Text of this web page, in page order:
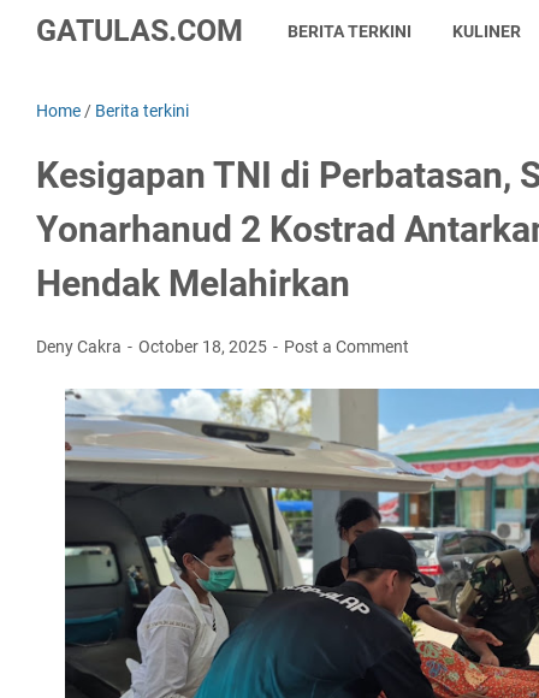
GATULAS.COM BERITA TERKINI KULINER
Home / Berita terkini
Kesigapan TNI di Perbatasan,
Yonarhanud 2 Kostrad
Hendak Melahirkan
Deny Cakra October 18, 2025 Post a Comment